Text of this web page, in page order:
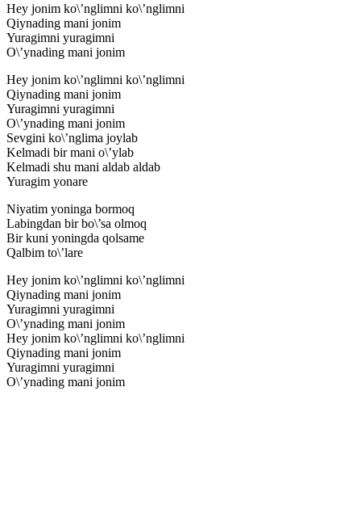
Hey jonim ko\’nglimni ko\’nglimni
Qiynading mani jonim
Yuragimni yuragimni
O\’ynading mani jonim
Hey jonim ko\’nglimni ko\’nglimni
Qiynading mani jonim
Yuragimni yuragimni
O\’ynading mani jonim
Sevgini ko\’nglima joylab
Kelmadi bir mani o\’ylab
Kelmadi shu mani aldab aldab
Yuragim yonare
Niyatim yoninga bormoq
Labingdan bir bo\’sa olmoq
Bir kuni yoningda qolsame
Qalbim to\’lare
Hey jonim ko\’nglimni ko\’nglimni
Qiynading mani jonim
Yuragimni yuragimni
O\’ynading mani jonim
Hey jonim ko\’nglimni ko\’nglimni
Qiynading mani jonim
Yuragimni yuragimni
O\’ynading mani jonim